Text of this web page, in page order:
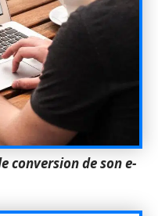
conversion de son e-